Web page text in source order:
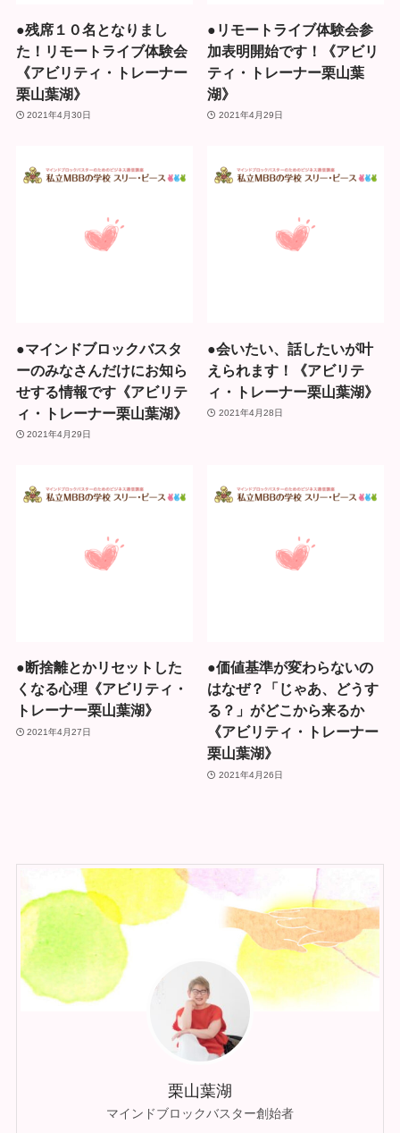
●残席１０名となりまし
た！リモートライブ体験会
《アビリティ・トレーナー
栗山葉湖》
2021年4月30日
●リモートライブ体験会参
加表明開始です！《アビリ
ティ・トレーナー栗山葉
湖》
2021年4月29日
●マインドブロックバスタ
ーのみなさんだけにお知ら
せする情報です《アビリテ
ィ・トレーナー栗山葉湖》
2021年4月29日
●会いたい、話したいが叶
えられます！《アビリテ
ィ・トレーナー栗山葉湖》
2021年4月28日
●断捨離とかリセットした
くなる心理《アビリティ・
トレーナー栗山葉湖》
2021年4月27日
●価値基準が変わらないの
はなぜ？「じゃあ、どうす
る？」がどこから来るか
《アビリティ・トレーナー
栗山葉湖》
2021年4月26日
栗山葉湖
マインドブロックバスター創始者